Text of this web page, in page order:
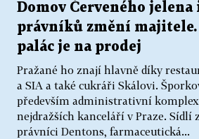
Domov Červeného
právníků změní majitele.
palác je na prodej
Pražané ho znají hlavně díky
a SIA a také cukráři Skálovi.
především administrativní
nejdražších kanceláří v Praze. Sídlí
právníci Dentons, farmaceutická...